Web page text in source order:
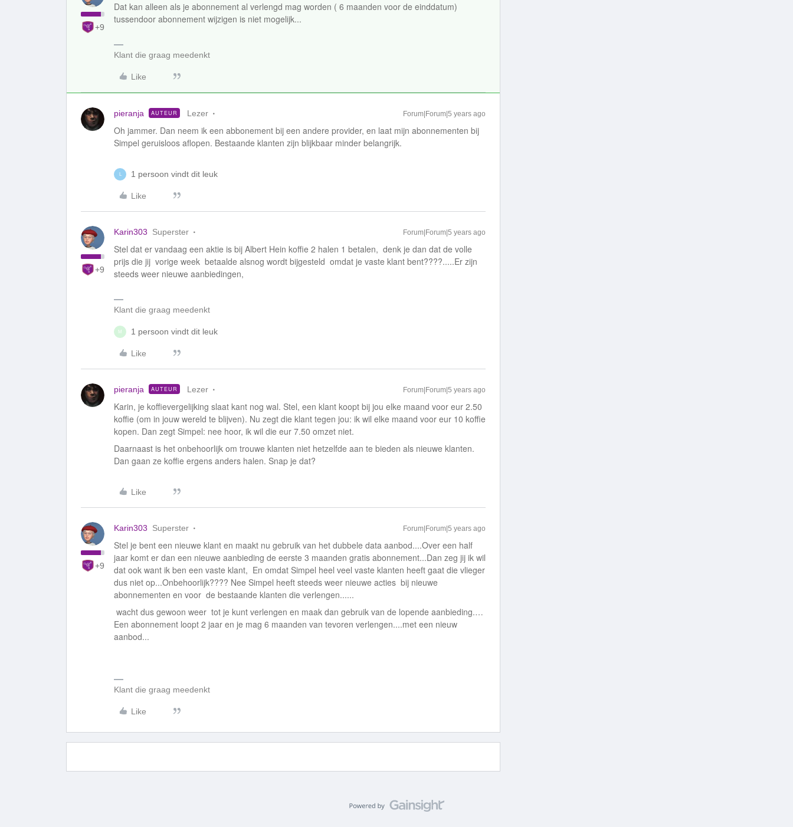
+9
Dat kan alleen als je abonnement al verlengd mag worden ( 6 maanden voor de einddatum)
tussendoor abonnement wijzigen is niet mogelijk...
Klant die graag meedenkt
Like
pieranja AUTEUR Lezer Forum|Forum|5 years ago
Oh jammer. Dan neem ik een abbonement bij een andere provider, en laat mijn abonnementen bij
Simpel geruisloos aflopen. Bestaande klanten zijn blijkbaar minder belangrijk.
L 1 persoon vindt dit leuk
Like
+9
Karin303 Superster Forum|Forum|5 years ago
Stel dat er vandaag een aktie is bij Albert Hein koffie 2 halen 1 betalen, denk je dan dat de volle
prijs die jij vorige week betaalde alsnog wordt bijgesteld omdat je vaste klant bent????.....Er zijn
steeds weer nieuwe aanbiedingen,
Klant die graag meedenkt
M 1 persoon vindt dit leuk
Like
pieranja AUTEUR Lezer Forum|Forum|5 years ago
Karin, je koffievergelijking slaat kant nog wal. Stel, een klant koopt bij jou elke maand voor eur 2.50
koffie (om in jouw wereld te blijven). Nu zegt die klant tegen jou: ik wil elke maand voor eur 10 koffie
kopen. Dan zegt Simpel: nee hoor, ik wil die eur 7.50 omzet niet.
Daarnaast is het onbehoorlijk om trouwe klanten niet hetzelfde aan te bieden als nieuwe klanten.
Dan gaan ze koffie ergens anders halen. Snap je dat?
Like
+9
Karin303 Superster Forum|Forum|5 years ago
Stel je bent een nieuwe klant en maakt nu gebruik van het dubbele data aanbod....Over een half
jaar komt er dan een nieuwe aanbieding de eerste 3 maanden gratis abonnement...Dan zeg jij ik wil
dat ook want ik ben een vaste klant, En omdat Simpel heel veel vaste klanten heeft gaat die vlieger
dus niet op...Onbehoorlijk???? Nee Simpel heeft steeds weer nieuwe acties bij nieuwe
abonnementen en voor de bestaande klanten die verlengen......
wacht dus gewoon weer tot je kunt verlengen en maak dan gebruik van de lopende aanbieding.…
Een abonnement loopt 2 jaar en je mag 6 maanden van tevoren verlengen....met een nieuw
aanbod...
Klant die graag meedenkt
Like